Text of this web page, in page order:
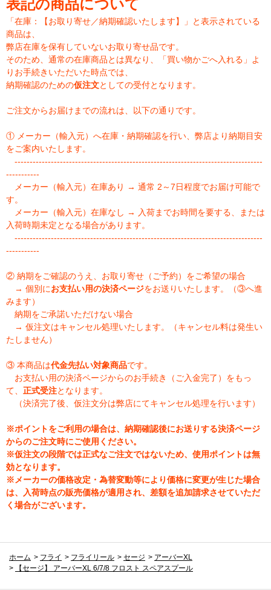
表記の商品について
「在庫：【お取り寄せ／納期確認いたします】」と表示されている
商品は、
弊店在庫を保有していないお取り寄せ品です。
そのため、通常の在庫商品とは異なり、「買い物かごへ入れる」よ
りお手続きいただいた時点では、
納期確認のための仮注文としての受付となります。
ご注文からお届けまでの流れは、以下の通りです。
① メーカー（輸入元）へ在庫・納期確認を行い、弊店より納期目安
をご案内いたします。
----------------------------------------------------------------------------------
-----------
メーカー（輸入元）在庫あり → 通常 2～7日程度でお届け可能で
す。
メーカー（輸入元）在庫なし → 入荷までお時間を要する、または
入荷時期未定となる場合があります。
----------------------------------------------------------------------------------
-----------
② 納期をご確認のうえ、お取り寄せ（ご予約）をご希望の場合
→ 個別にお支払い用の決済ページをお送りいたします。（③へ進
みます）
納期をご承諾いただけない場合
→ 仮注文はキャンセル処理いたします。（キャンセル料は発生い
たしません）
③ 本商品は代金先払い対象商品です。
お支払い用の決済ページからのお手続き（ご入金完了）をもっ
て、 正式受注となります。
（決済完了後、仮注文分は弊店にてキャンセル処理を行います）
※ポイントをご利用の場合は、納期確認後にお送りする決済ページ
からのご注文時にご使用ください。
※仮注文の段階では正式なご注文ではないため、使用ポイントは無
効となります。
※メーカーの価格改定・為替変動等により価格に変更が生じた場合
は、入荷時点の販売価格が適用され、差額を追加請求させていただ
く場合がございます。
ホーム > フライ > フライリール > セージ > アーバーXL
>
【セージ】 アーバーXL 6/7/8 フロスト スペアスプール